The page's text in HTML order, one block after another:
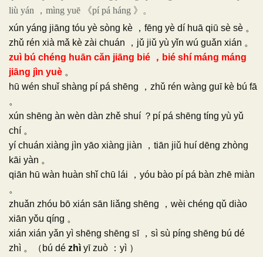
liù yán ，mìng yuē 《pí pá háng 》。
xún yáng jiāng tóu yè sòng kè ，fēng yè dí huā qiū sè sè 。
zhǔ rén xià mǎ kè zài chuán ，jǔ jiǔ yù yǐn wú guǎn xián 。
zuì bú chéng huān cǎn jiāng bié ，bié shí máng máng
jiāng jìn yuè 。
hū wén shuǐ shàng pí pá shēng ，zhǔ rén wàng guī kè bú fā
。
xún shēng àn wèn dàn zhě shuí ？pí pá shēng tíng yù yǔ
chí 。
yí chuán xiàng jìn yāo xiàng jiàn ，tiān jiǔ huí dēng zhòng
kāi yàn 。
qiān hū wàn huàn shǐ chū lái ，yóu bào pí pá bàn zhē miàn
。
zhuǎn zhóu bō xián sān liǎng shēng ，wèi chéng qǔ diào
xiān yǒu qíng 。
xián xián yǎn yì shēng shēng sī ，sì sù píng shēng bú dé
zhì 。（bú dé zhì yī zuò ：yì ）